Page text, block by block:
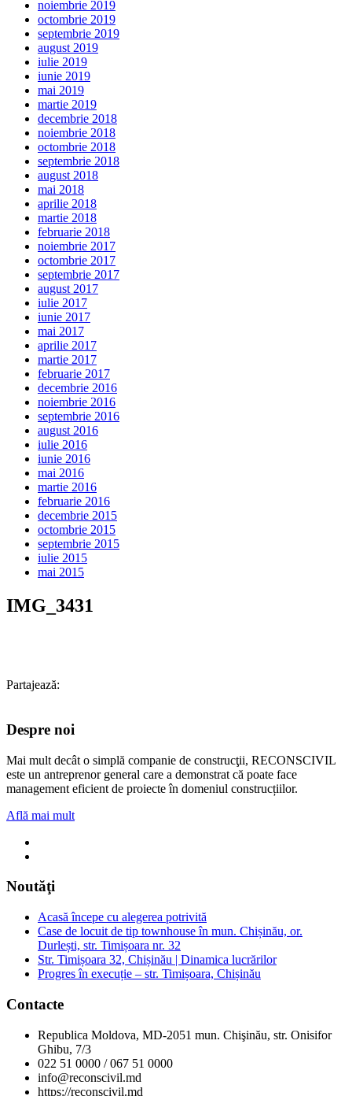
noiembrie 2019
octombrie 2019
septembrie 2019
august 2019
iulie 2019
iunie 2019
mai 2019
martie 2019
decembrie 2018
noiembrie 2018
octombrie 2018
septembrie 2018
august 2018
mai 2018
aprilie 2018
martie 2018
februarie 2018
noiembrie 2017
octombrie 2017
septembrie 2017
august 2017
iulie 2017
iunie 2017
mai 2017
aprilie 2017
martie 2017
februarie 2017
decembrie 2016
noiembrie 2016
septembrie 2016
august 2016
iulie 2016
iunie 2016
mai 2016
martie 2016
februarie 2016
decembrie 2015
octombrie 2015
septembrie 2015
iulie 2015
mai 2015
IMG_3431
Partajează:
Despre noi
Mai mult decât o simplă companie de construcţii, RECONSCIVIL
este un antreprenor general care a demonstrat că poate face
management eficient de proiecte în domeniul construcțiilor.
Află mai mult
Noutăţi
Acasă începe cu alegerea potrivită
Case de locuit de tip townhouse în mun. Chișinău, or.
Durlești, str. Timișoara nr. 32
Str. Timișoara 32, Chișinău | Dinamica lucrărilor
Progres în execuție – str. Timișoara, Chișinău
Contacte
Republica Moldova, MD-2051 mun. Chişinău, str. Onisifor
Ghibu, 7/3
022 51 0000 / 067 51 0000
info@reconscivil.md
https://reconscivil.md